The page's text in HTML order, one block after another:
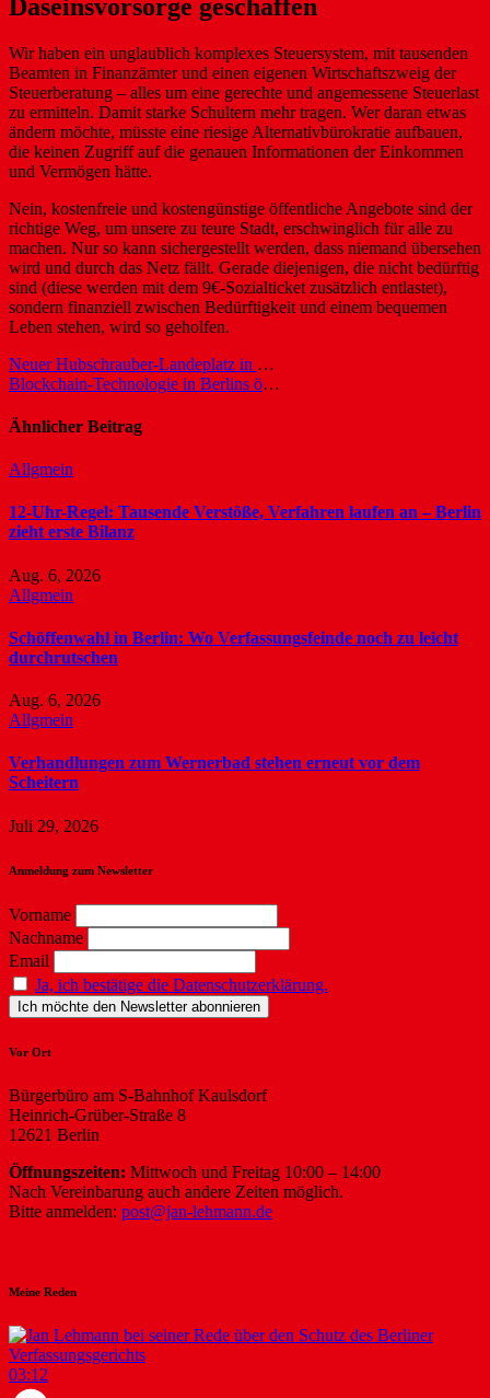
Daseinsvorsorge geschaffen
Wir haben ein unglaublich komplexes Steuersystem, mit tausenden
Beamten in Finanzämter und einen eigenen Wirtschaftszweig der
Steuerberatung – alles um eine gerechte und angemessene Steuerlast
zu ermitteln. Damit starke Schultern mehr tragen. Wer daran etwas
ändern möchte, müsste eine riesige Alternativbürokratie aufbauen,
die keinen Zugriff auf die genauen Informationen der Einkommen
und Vermögen hätte.
Nein, kostenfreie und kostengünstige öffentliche Angebote sind der
richtige Weg, um unsere zu teure Stadt, erschwinglich für alle zu
machen. Nur so kann sichergestellt werden, dass niemand übersehen
wird und durch das Netz fällt. Gerade diejenigen, die nicht bedürftig
sind (diese werden mit dem 9€-Sozialticket zusätzlich entlastet),
sondern finanziell zwischen Bedürftigkeit und einem bequemen
Leben stehen, wird so geholfen.
Beitragsnavigation
Neuer Hubschrauber-Landeplatz in Buch
Blockchain-Technologie in Berlins öffentlicher Verwaltung
Ähnlicher Beitrag
Allgmein
12-Uhr-Regel: Tausende Verstöße, Verfahren laufen an – Berlin
zieht erste Bilanz
Aug. 6, 2026
Allgmein
Schöffenwahl in Berlin: Wo Verfassungsfeinde noch zu leicht
durchrutschen
Aug. 6, 2026
Allgmein
Verhandlungen zum Wernerbad stehen erneut vor dem
Scheitern
Juli 29, 2026
Anmeldung zum Newsletter
Vorname
Nachname
Email
Ja, ich bestätige die Datenschutzerklärung.
Vor Ort
Bürgerbüro am S-Bahnhof Kaulsdorf
Heinrich-Grüber-Straße 8
12621 Berlin
Öffnungszeiten: Mittwoch und Freitag 10:00 – 14:00
Nach Vereinbarung auch andere Zeiten möglich.
Bitte anmelden: post@jan-lehmann.de
Meine Reden
03:12